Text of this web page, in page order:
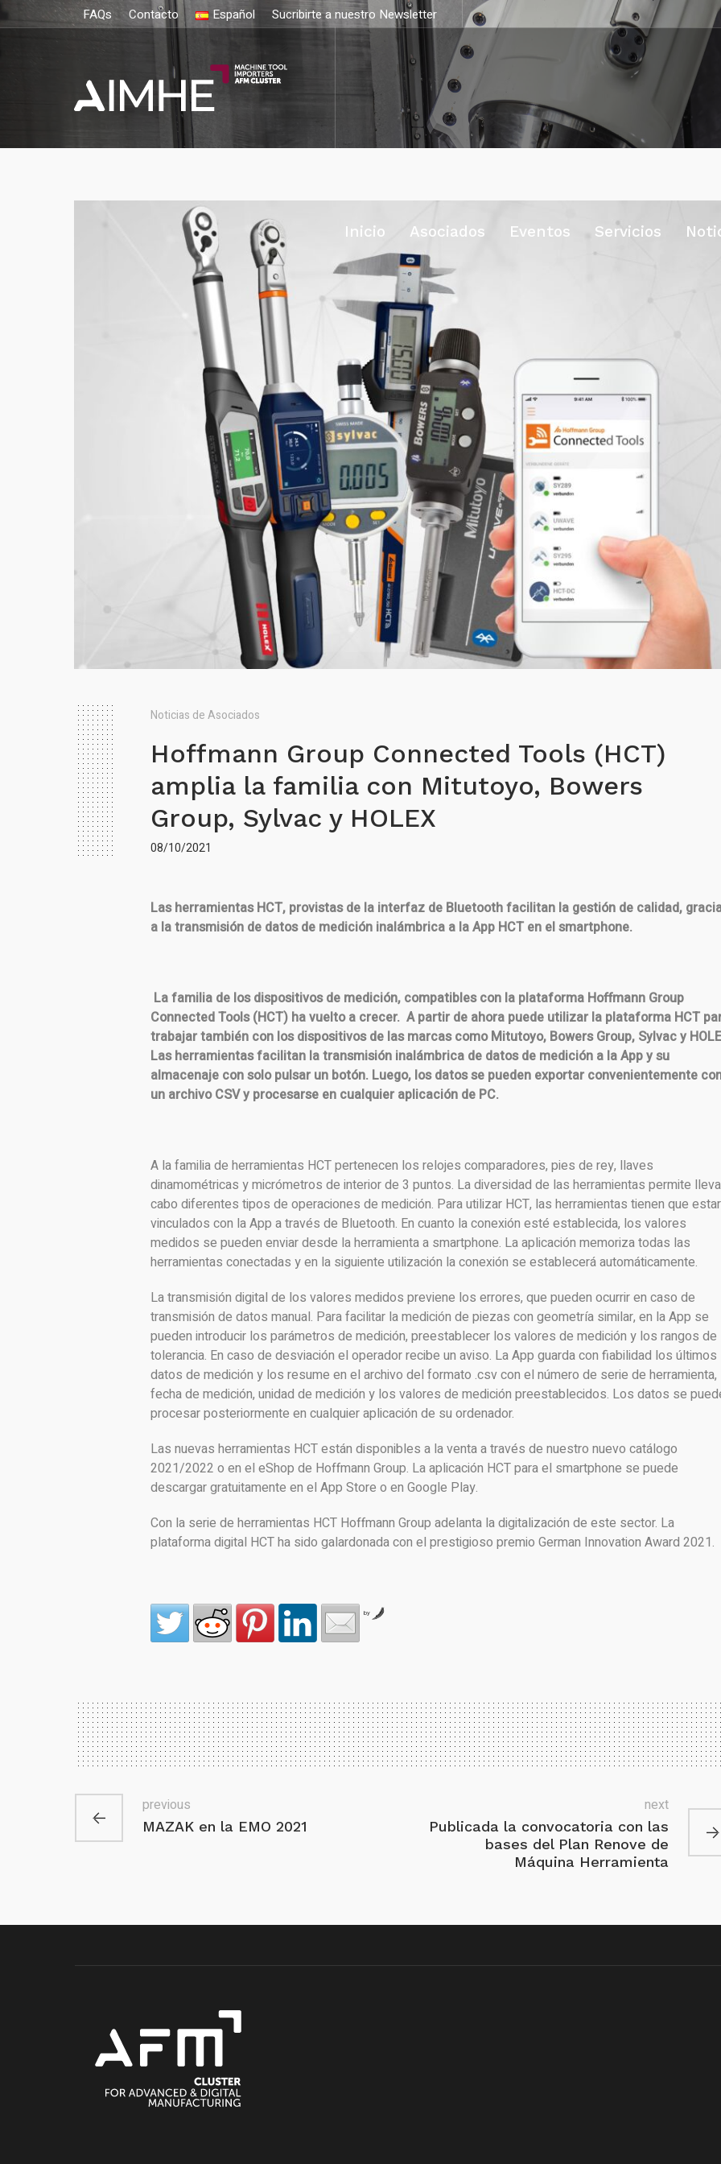
FAQs Contacto Español Sucribirte a nuestro Newsletter
Inicio Asociados Eventos Servicios
Noticias de Asociados
Hoffmann Group Connected Tools (HCT)
amplia la familia con Mitutoyo, Bowers
Group, Sylvac y HOLEX
08/10/2021
Las herramientas HCT, provistas de la interfaz de Bluetooth facilitan la gestión de calidad,
a la transmisión de datos de medición inalámbrica a la App HCT en el smartphone.
La familia de los dispositivos de medición, compatibles con la plataforma Hoffmann Group
Connected Tools (HCT) ha vuelto a crecer. A partir de ahora puede utilizar la plataforma HCT
trabajar también con los dispositivos de las marcas como Mitutoyo, Bowers Group, Sylvac y
Las herramientas facilitan la transmisión inalámbrica de datos de medición a la App y su
almacenaje con solo pulsar un botón. Luego, los datos se pueden exportar convenientemente
un archivo CSV y procesarse en cualquier aplicación de PC.
A la familia de herramientas HCT pertenecen los relojes comparadores, pies de rey, llaves
dinamométricas y micrómetros de interior de 3 puntos. La diversidad de las herramientas permite
cabo diferentes tipos de operaciones de medición. Para utilizar HCT, las herramientas tienen que estar
vinculados con la App a través de Bluetooth. En cuanto la conexión esté establecida, los valores
medidos se pueden enviar desde la herramienta a smartphone. La aplicación memoriza todas las
herramientas conectadas y en la siguiente utilización la conexión se establecerá automáticamente.
La transmisión digital de los valores medidos previene los errores, que pueden ocurrir en caso de
transmisión de datos manual. Para facilitar la medición de piezas con geometría similar, en la App se
pueden introducir los parámetros de medición, preestablecer los valores de medición y los rangos de
tolerancia. En caso de desviación el operador recibe un aviso. La App guarda con fiabilidad los últimos
datos de medición y los resume en el archivo del formato .csv con el número de serie de herramienta,
fecha de medición, unidad de medición y los valores de medición preestablecidos. Los datos se
procesar posteriormente en cualquier aplicación de su ordenador.
Las nuevas herramientas HCT están disponibles a la venta a través de nuestro nuevo catálogo
2021/2022 o en el eShop de Hoffmann Group. La aplicación HCT para el smartphone se puede
descargar gratuitamente en el App Store o en Google Play.
Con la serie de herramientas HCT Hoffmann Group adelanta la digitalización de este sector. La
plataforma digital HCT ha sido galardonada con el prestigioso premio German Innovation Award 2021.
by
MAZAK en la EMO 2021
previous
Publicada la convocatoria con las
bases del Plan Renove de
Máquina Herramienta
next